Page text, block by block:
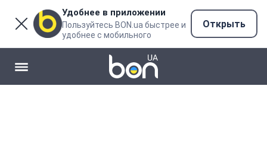
Удобнее в приложении
Пользуйтесь BON.ua быстрее и
удобнее с мобильного
Открыть